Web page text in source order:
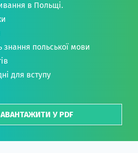
в Польщі.
знання польської мови
для вступу
У PDF